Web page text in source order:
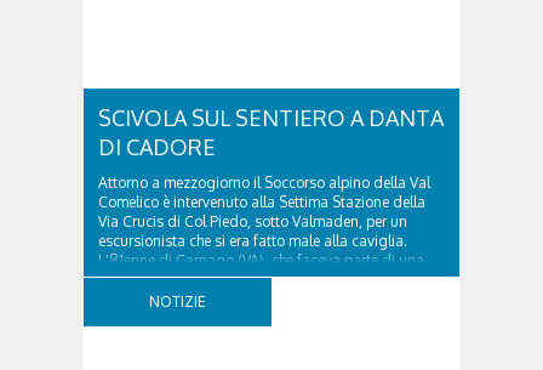
SCIVOLA SUL SENTIERO A DANTA
DI CADORE
Attorno a mezzogiorno il Soccorso alpino della Val
Comelico è intervenuto alla Settima Stazione della
Via Crucis di Col Piedo, sotto Valmaden, per un
escursionista che si era fatto male alla caviglia.
L'81enne di Carnago (VA), che faceva parte di una
comitiva e aveva riportato un trauma...
NOTIZIE